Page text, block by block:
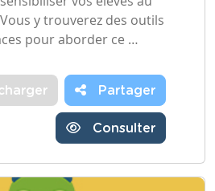
y trouverez des outils
pour aborder ce …
Partager
Consulter